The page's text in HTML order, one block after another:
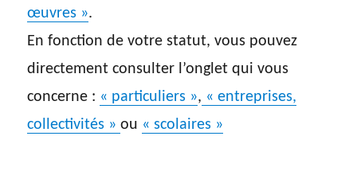
œuvres ».
En fonction de votre statut, vous pouvez
directement consulter l’onglet qui vous
concerne : « particuliers », « entreprises,
collectivités »ou « scolaires »